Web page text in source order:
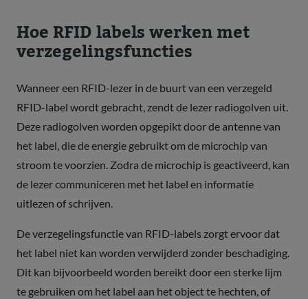
Hoe RFID labels werken met
verzegelingsfuncties
Wanneer een RFID-lezer in de buurt van een verzegeld
RFID-label wordt gebracht, zendt de lezer radiogolven uit.
Deze radiogolven worden opgepikt door de antenne van
het label, die de energie gebruikt om de microchip van
stroom te voorzien. Zodra de microchip is geactiveerd, kan
de lezer communiceren met het label en informatie
uitlezen of schrijven.
De verzegelingsfunctie van RFID-labels zorgt ervoor dat
het label niet kan worden verwijderd zonder beschadiging.
Dit kan bijvoorbeeld worden bereikt door een sterke lijm
te gebruiken om het label aan het object te hechten, of